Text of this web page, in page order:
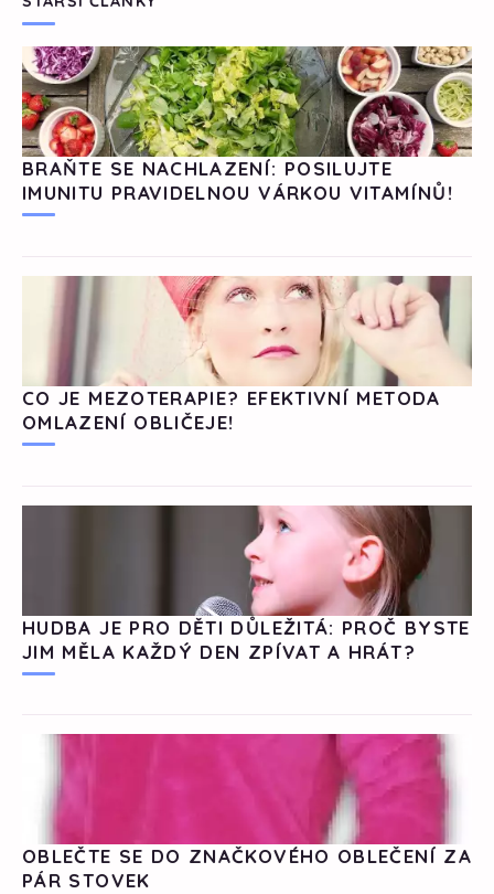
BRAŇTE SE NACHLAZENÍ: POSILUJTE
IMUNITU PRAVIDELNOU VÁRKOU VITAMÍNŮ!
CO JE MEZOTERAPIE? EFEKTIVNÍ METODA
OMLAZENÍ OBLIČEJE!
HUDBA JE PRO DĚTI DŮLEŽITÁ: PROČ BYSTE
JIM MĚLA KAŽDÝ DEN ZPÍVAT A HRÁT?
OBLEČTE SE DO ZNAČKOVÉHO OBLEČENÍ ZA
PÁR STOVEK